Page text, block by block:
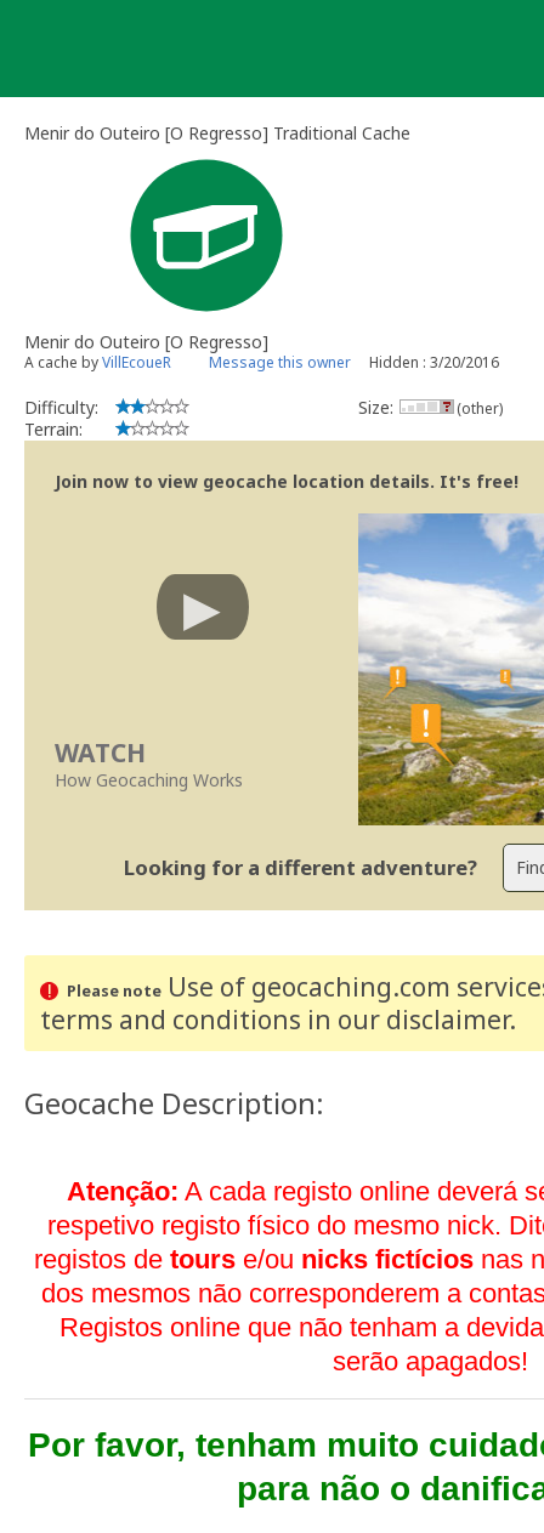
Menir do Outeiro [O Regresso] Traditional Cache
Menir do Outeiro [O Regresso]
A cache byVillEcoueR Message this owner Hidden : 3/20/2016
Difficulty:
Terrain:
Size: (other)
Join now to view geocache location details. It's free!
WATCH
How Geocaching Works
Looking for a different adventure?
Please noteUse of geocaching.com
terms and conditions in our disclaimer.
Geocache Description:
Atenção: A cada registo online deverá
respetivo registo físico do mesmo nick.
registos detours e/ou nicks fictícios nas
dos mesmos não corresponderem a
Registos online que não tenham a
serão apagados!
Por favor, tenham muito
para não o